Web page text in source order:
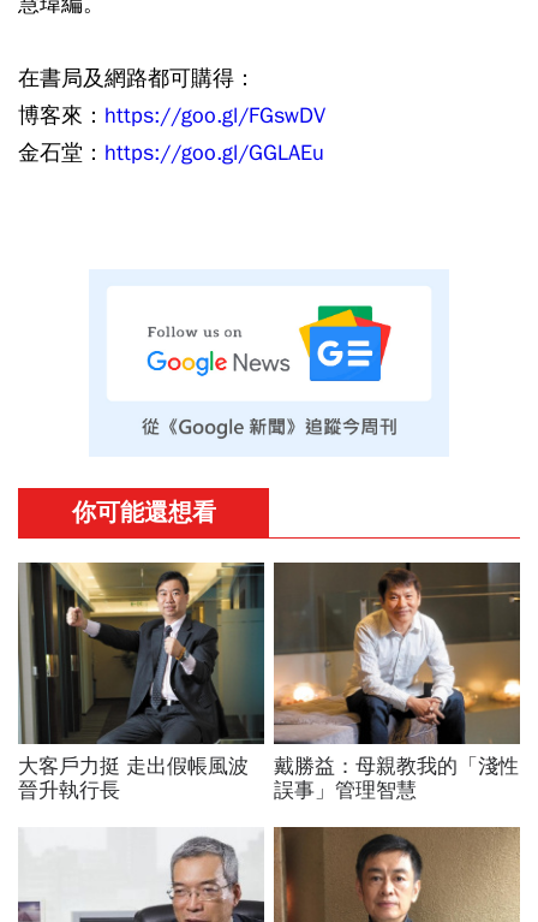
在書局及網路都可購得：
博客來： https://goo.gl/FGswDV
金石堂： https://goo.gl/GGLAEu